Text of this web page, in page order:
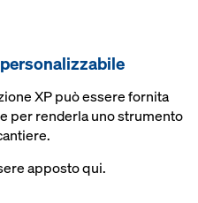
XP può essere fornita
per renderla uno strumento
apposto qui.